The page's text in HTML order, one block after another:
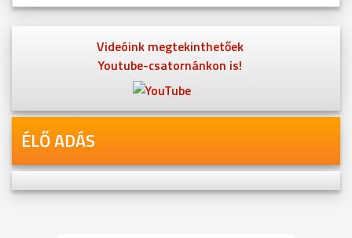
Videóink megtekinthetőek
Youtube-csatornánkon is!
ÉLŐ ADÁS